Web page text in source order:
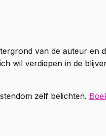
van de auteur en
wil verdiepen in de
zelf belichten.